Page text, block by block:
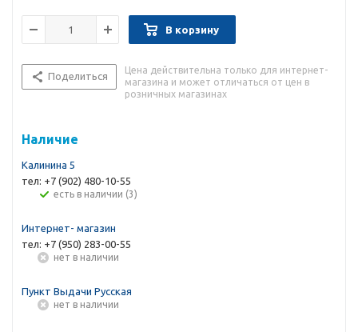
В корзину
Поделиться
Цена действительна только для интернет-
магазина и может отличаться от цен в
розничных магазинах
Наличие
Калинина 5
тел: +7 (902) 480-10-55
Есть в наличии (3)
Интернет- магазин
тел: +7 (950) 283-00-55
Нет в наличии
Пункт Выдачи Русская
Нет в наличии